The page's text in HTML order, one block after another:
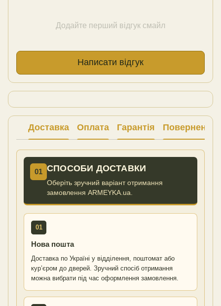
Додайте перший відгук смайл
Написати відгук
Доставка Оплата Гарантія Повернення
01 СПОСОБИ ДОСТАВКИ
Оберіть зручний варіант отримання
замовлення ARMEYKA.ua.
01
Нова пошта
Доставка по Україні у відділення, поштомат або
кур’єром до дверей. Зручний спосіб отримання
можна вибрати під час оформлення замовлення.